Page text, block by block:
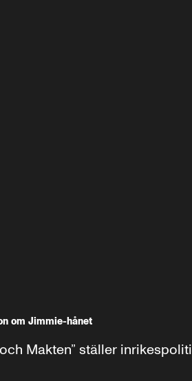
om Jimmie-hånet
Makten” ställer